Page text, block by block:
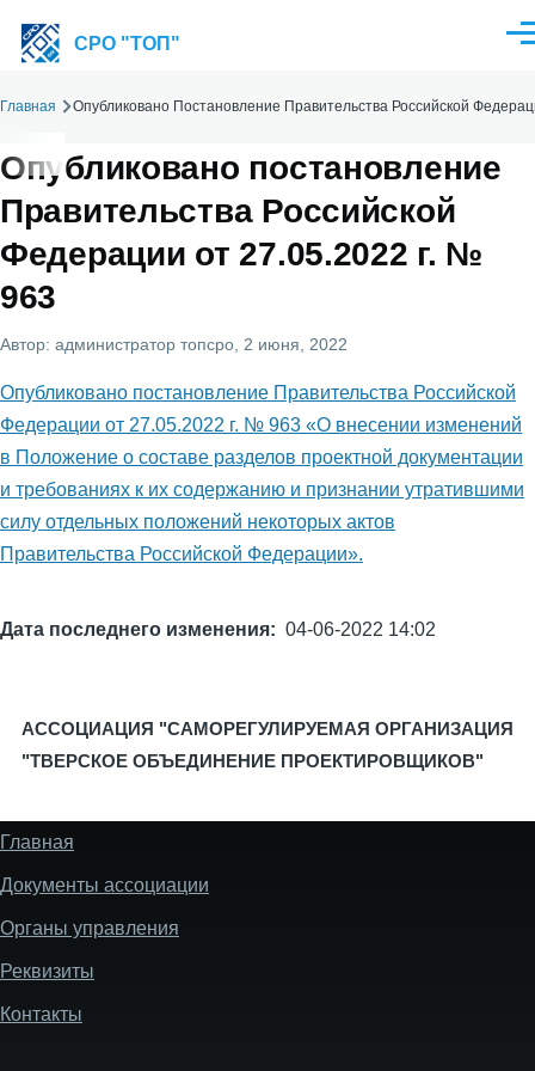
СРО "ТОП"
Строка
навигации
Главная Опубликовано Постановление Правительства Российской
Опубликовано постановление
Правительства Российской
Федерации от 27.05.2022 г. №
963
Автор: администратор топсро , 2 июня, 2022
Опубликовано постановление Правительства Российской
Федерации от 27.05.2022 г. № 963 «О внесении изменений
в Положение о составе разделов проектной документации
и требованиях к их содержанию и признании утратившими
силу отдельных положений некоторых актов
Правительства Российской Федерации».
Дата последнего изменения 04-06-2022 14:02
АССОЦИАЦИЯ "САМОРЕГУЛИРУЕМАЯ ОРГАНИЗАЦИЯ
"ТВЕРСКОЕ ОБЪЕДИНЕНИЕ ПРОЕКТИРОВЩИКОВ"
Меню
сайта
Главная
Документы ассоциации
Органы управления
Реквизиты
Контакты